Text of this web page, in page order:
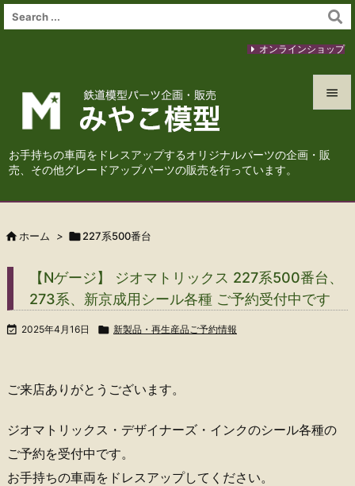
お手持ちの車両をドレスアップするオリジナルパーツの企画・販
売、その他グレードアップパーツの販売を行っています。




検索
オンラインショップ
 ホーム > 227系500番台
【Nゲージ】 ジオマトリックス 227系500番台、
273系、新京成用シール各種 ご予約受付中です
 2025年4月16日  新製品・再生産品ご予約情報
ご来店ありがとうございます。
ジオマトリックス・デザイナーズ・インクのシール各種の
ご予約を受付中です。
お手持ちの車両をドレスアップしてください。